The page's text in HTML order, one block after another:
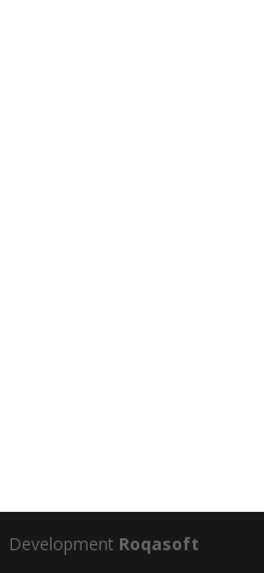
Development Roqasoft